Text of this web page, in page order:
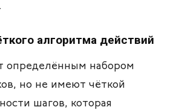
алгоритма действий
определённым набором
но не имеют чёткой
шагов, которая